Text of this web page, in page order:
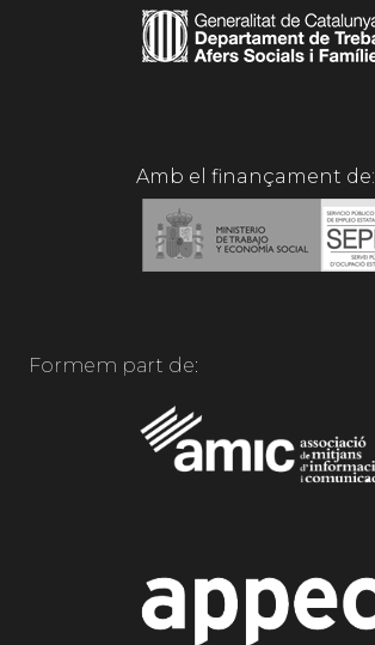
Amb el finançament de:
Formem part de: